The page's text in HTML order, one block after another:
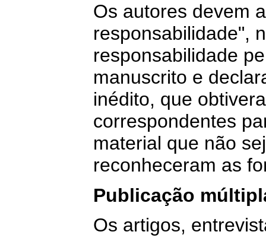
Os autores devem
responsabilidade",
responsabilidade
manuscrito e
inédito, que
correspondentes
material que não
reconheceram as
Publicação
Os artigos,